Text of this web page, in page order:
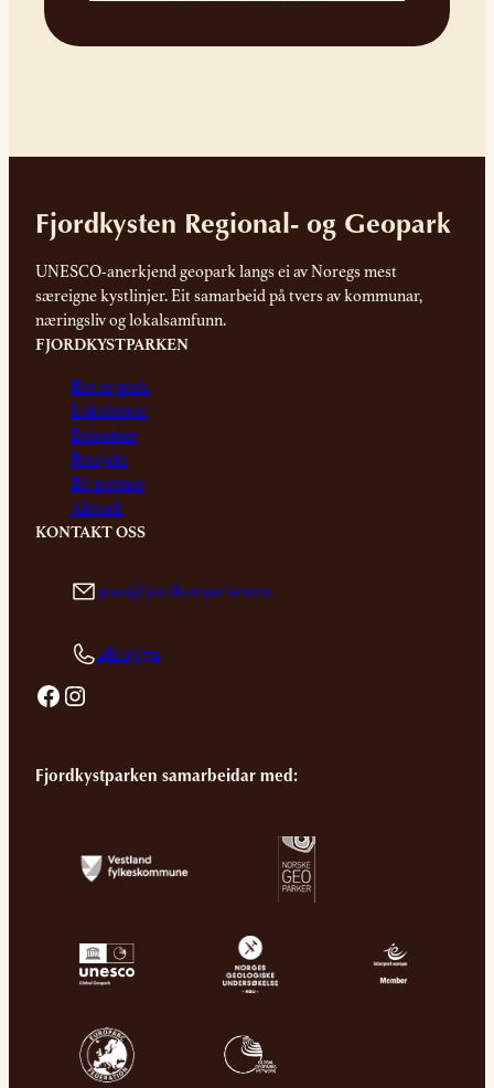
Fjordkysten Regional- og Geopark
UNESCO-anerkjend geopark langs ei av Noregs mest
særeigne kystlinjer. Eit samarbeid på tvers av kommunar,
næringsliv og lokalsamfunn.
FJORDKYSTPARKEN
Kva er park
Lokalitetar
Episenter
Prosjekt
Bli partnar
Aktuelt
KONTAKT OSS
post@fjordkystparken.no
481 05 774
Facebook Instagram
Fjordkystparken samarbeidar med: